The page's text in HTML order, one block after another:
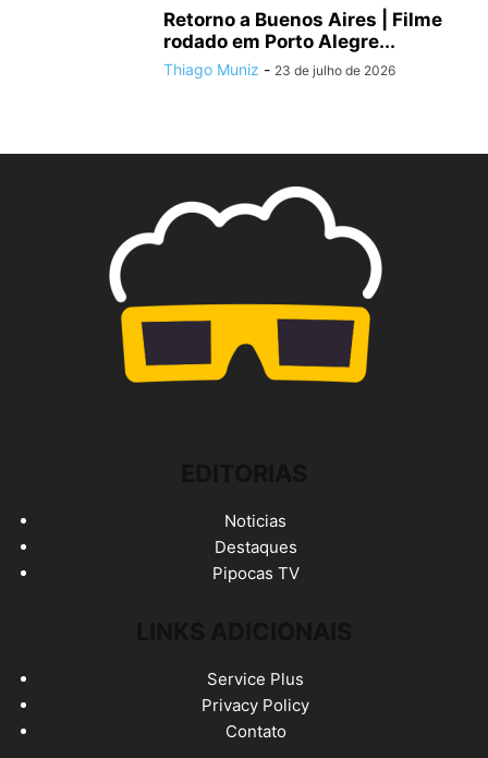
Retorno a Buenos Aires | Filme
rodado em Porto Alegre...
Thiago Muniz - 23 de julho de 2026
Noticias
Destaques
Pipocas TV
Service Plus
Privacy Policy
Contato